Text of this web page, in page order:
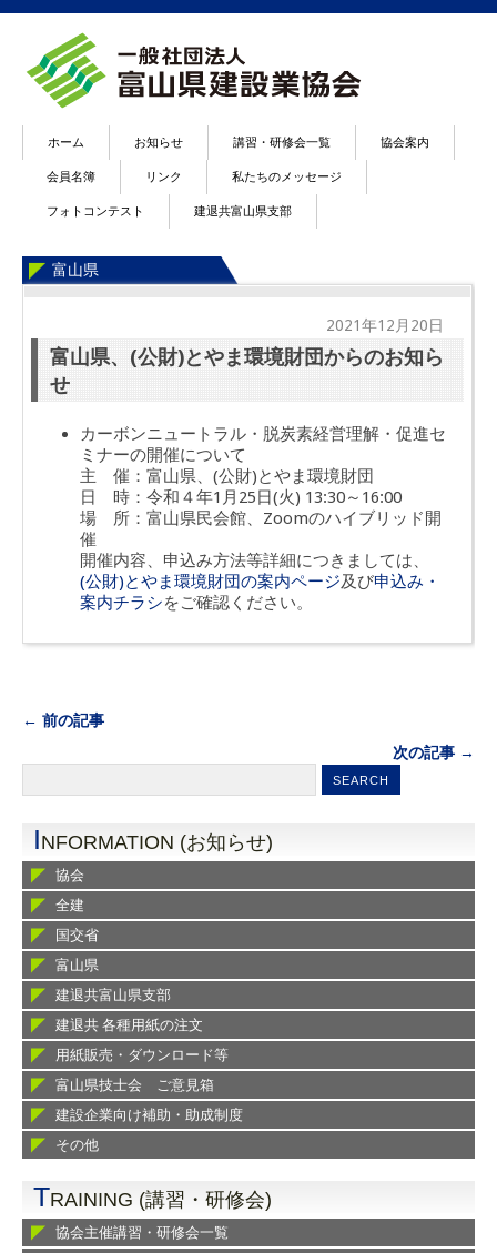
ホーム お知らせ 講習・研修会一覧 協会案内
会員名簿 リンク 私たちのメッセージ
フォトコンテスト 建退共富山県支部
富山県
2021年12月20日
富山県、(公財)とやま環境財団からのお知ら
せ
カーボンニュートラル・脱炭素経営理解・促進セ
ミナーの開催について
主 催：富山県、(公財)とやま環境財団
日 時：令和４年1月25日(火) 13:30～16:00
場 所：富山県民会館、Zoomのハイブリッド開
催
開催内容、申込み方法等詳細につきましては、
(公財)とやま環境財団の案内ページ及び申込み・
案内チラシをご確認ください。
← 前の記事
次の記事 →
INFORMATION (お知らせ)
協会
全建
国交省
富山県
建退共富山県支部
建退共 各種用紙の注文
用紙販売・ダウンロード等
富山県技士会 ご意見箱
建設企業向け補助・助成制度
その他
TRAINING (講習・研修会)
協会主催講習・研修会一覧